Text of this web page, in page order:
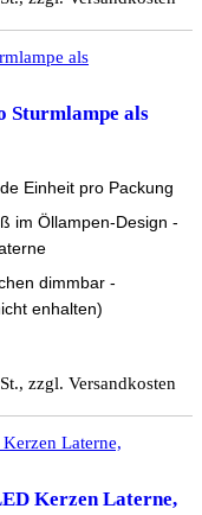
Sturmlampe als
Einheit pro Packung
im Öllampen-Design -
dimmbar -
enhalten)
zzgl. Versandkosten
Kerzen Laterne,